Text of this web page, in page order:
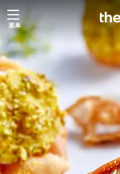
跳
至
内
容
菜单